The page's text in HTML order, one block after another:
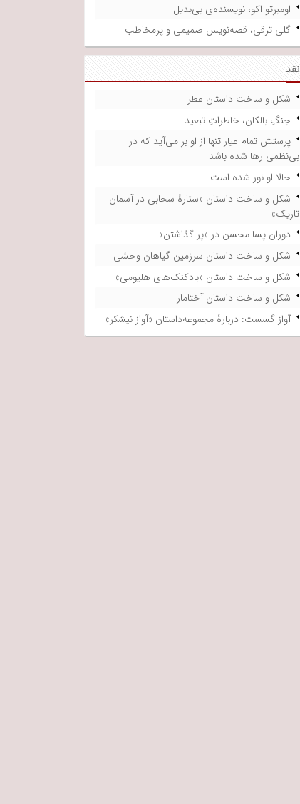
اومبرتو اکو، نویسنده‌ی بی‌بدیل
گلی ترقی، قصه‌نویس صمیمی و پرمخاطب
نقد
شکل و ساخت داستان عطر
جنگِ بالکان، خاطراتِ تبعید
پرستش تمام عیار تنها از او بر می‌آید که در
بی‌نظمی رها شده باشد
حالا او نور شده است …
شکل و ساخت داستان «ستارۀ سحابی در آسمان
تاریک»
دوران پسا محسن در «پر گذاشتن»
شکل و ساخت داستان سرزمین گیاهان وحشی
شکل و ساخت داستان «بادکنک‌های هلیومی»
شکل و ساخت داستان آختامار
آواز گسست: دربارۀ مجموعه‌داستان «آواز نیشکر»